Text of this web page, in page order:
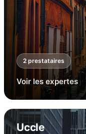
2 prestataires
Voir les expertes
Uccle